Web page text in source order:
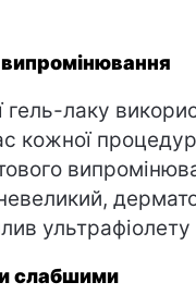
гель-лаку
кожної
слабшими